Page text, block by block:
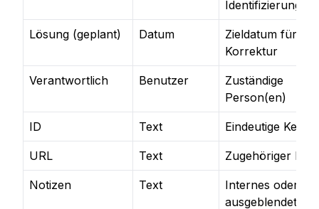
Identifizierung
Lösung (geplant) Datum
Zieldatum für
Korrektur
Verantwortlich Benutzer
Zuständige
Person(en)
ID Text Eindeutige
URL Text Zugehöriger Link
Notizen Text
Internes oder
ausgeblendetes